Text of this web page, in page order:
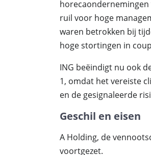
horecaondernemingen
ruil voor hoge
waren betrokken bij
hoge stortingen in
ING beëindigt nu ook
1, omdat het vereiste
en de gesignaleerde
Geschil en eisen
A Holding, de
voortgezet.